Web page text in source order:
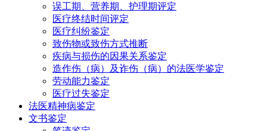
误工期、营养期、护理期评定
医疗终结时间评定
医疗纠纷鉴定
致伤物或致伤方式推断
疾病与损伤的因果关系鉴定
造作伤（病）及诈伤（病）的法医学鉴定
劳动能力鉴定
医疗过失鉴定
法医精神病鉴定
文书鉴定